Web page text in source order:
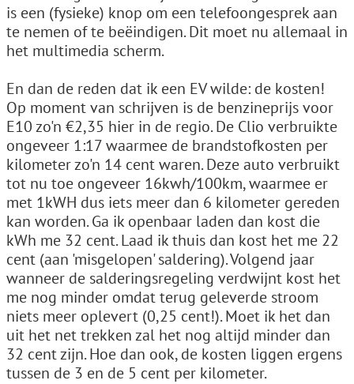
is een (fysieke) knop om een telefoongesprek aan
te nemen of te beëindigen. Dit moet nu allemaal in
het multimedia scherm.
En dan de reden dat ik een EV wilde: de kosten!
Op moment van schrijven is de benzineprijs voor
E10 zo'n €2,35 hier in de regio. De Clio verbruikte
ongeveer 1:17 waarmee de brandstofkosten per
kilometer zo'n 14 cent waren. Deze auto verbruikt
tot nu toe ongeveer 16kwh/100km, waarmee er
met 1kWH dus iets meer dan 6 kilometer gereden
kan worden. Ga ik openbaar laden dan kost die
kWh me 32 cent. Laad ik thuis dan kost het me 22
cent (aan 'misgelopen' saldering). Volgend jaar
wanneer de salderingsregeling verdwijnt kost het
me nog minder omdat terug geleverde stroom
niets meer oplevert (0,25 cent!). Moet ik het dan
uit het net trekken zal het nog altijd minder dan
32 cent zijn. Hoe dan ook, de kosten liggen ergens
tussen de 3 en de 5 cent per kilometer.